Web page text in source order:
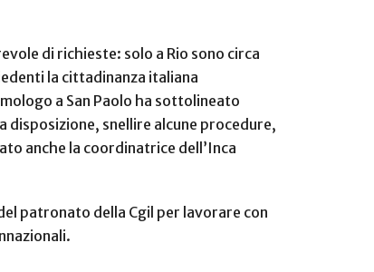
di richieste: solo a Rio sono circa
la cittadinanza italiana
a San Paolo ha sottolineato
snellire alcune procedure,
anche la coordinatrice dell’Inca
patronato della Cgil per lavorare con